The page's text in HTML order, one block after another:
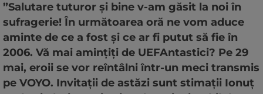
”Salutare tuturor și bine v-am găsit la noi în
sufragerie! În următoarea oră ne vom aduce
aminte de ce a fost și ce ar fi putut să fie în
2006. Vă mai amințiți de UEFAntastici? Pe 29
mai, eroii se vor reîntâlni într-un meci transmis
pe VOYO. Invitații de astăzi sunt stimații Ionuț